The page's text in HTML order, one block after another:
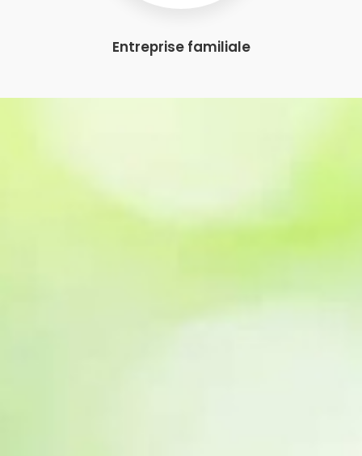
Entreprise familiale